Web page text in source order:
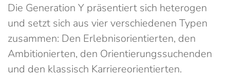
Die Generation Y präsentiert sich heterogen
und setzt sich aus vier verschiedenen Typen
zusammen: Den Erlebnisorientierten, den
Ambitionierten, den Orientierungssuchenden
und den klassisch Karriereorientierten.